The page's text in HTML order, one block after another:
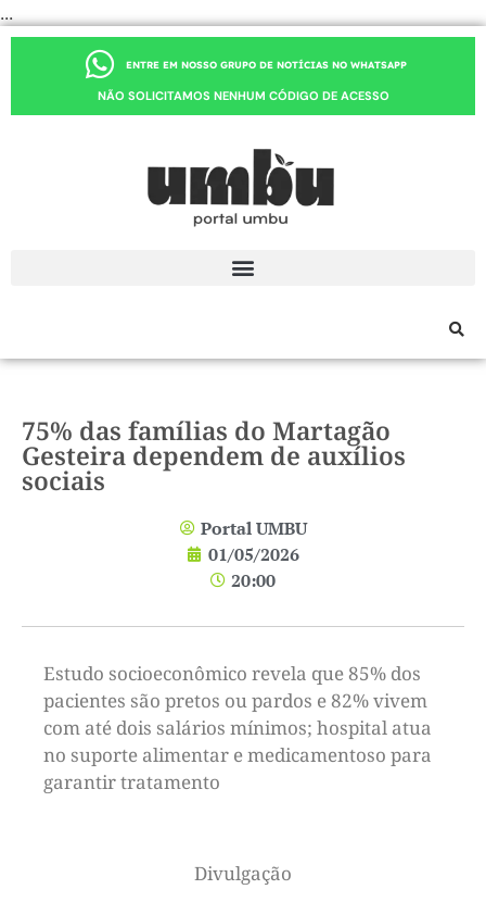
...
ENTRE EM NOSSO GRUPO DE NOTÍCIAS NO WHATSAPP
NÃO SOLICITAMOS NENHUM CÓDIGO DE ACESSO
75% das famílias do Martagão
Gesteira dependem de auxílios
sociais
Portal UMBU
01/05/2026
20:00
Estudo socioeconômico revela que 85% dos
pacientes são pretos ou pardos e 82% vivem
com até dois salários mínimos; hospital atua
no suporte alimentar e medicamentoso para
garantir tratamento
Divulgação